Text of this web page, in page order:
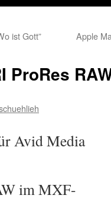
ist Gott” Apple
ProRes
Avid Media
im MXF-